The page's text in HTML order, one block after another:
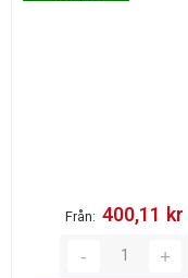
Från 400,11 kr‎